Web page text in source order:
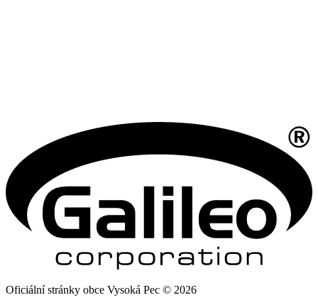
Oficiální stránky obce Vysoká Pec © 2026